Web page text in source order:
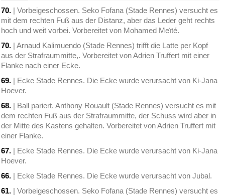
70. | Vorbeigeschossen. Seko Fofana (Stade Rennes) versucht es
mit dem rechten Fuß aus der Distanz, aber das Leder geht rechts
hoch und weit vorbei. Vorbereitet von Mohamed Meïté.
70. | Arnaud Kalimuendo (Stade Rennes) trifft die Latte per Kopf
aus der Strafraummitte,. Vorbereitet von Adrien Truffert mit einer
Flanke nach einer Ecke.
69. | Ecke Stade Rennes. Die Ecke wurde verursacht von Ki-Jana
Hoever.
68. | Ball pariert. Anthony Rouault (Stade Rennes) versucht es mit
dem rechten Fuß aus der Strafraummitte, der Schuss wird aber in
der Mitte des Kastens gehalten. Vorbereitet von Adrien Truffert mit
einer Flanke.
67. | Ecke Stade Rennes. Die Ecke wurde verursacht von Ki-Jana
Hoever.
66. | Ecke Stade Rennes. Die Ecke wurde verursacht von Jubal.
61. | Vorbeigeschossen. Seko Fofana (Stade Rennes) versucht es